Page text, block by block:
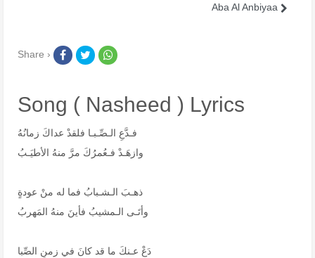
Share ›
Song ( Nasheed ) Lyrics
فـدَّعِ الـصِّـبـا فلقدْ عداكَ زمانُهُ
وازهَـدْ فـعُمرُكَ مرَّ منهُ الأطيَـبُ
ذهـبَ الـشـبابُ فما له منْ عودةٍ
وأتَـى الـمشيبُ فأينَ منهُ المَهربُ
دَعْ عـنكَ ما قد كانَ في زمنِ الصِّبا